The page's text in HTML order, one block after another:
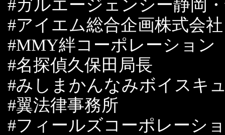
#ガルエージェンシー静岡
#アイエム総合企画株式
#MMY絆コーポレーショ
#名探偵久保田局長
#みしまかんなみボイス
#翼法律事務所
#フィールズコーポレーシ